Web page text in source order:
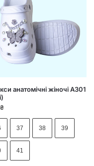
анатомічні жіночі А301
₴
37 38 39
41